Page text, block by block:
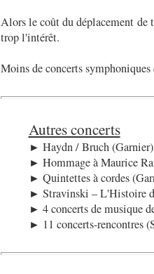
Alors le coût du déplacement de
trop l'intérêt.
Moins de concerts symphoniques
Autres concerts
► Haydn / Bruch (Garnier)
► Hommage à Maurice
► Quintettes à cordes
► Stravinski – L'Histoire
► 4 concerts de musique
► 11 concerts-rencontres